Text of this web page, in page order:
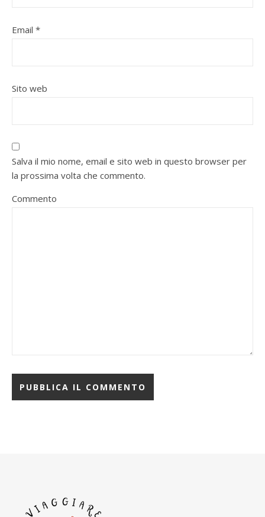
Email *
Sito web
Salva il mio nome, email e sito web in questo browser per
la prossima volta che commento.
Commento